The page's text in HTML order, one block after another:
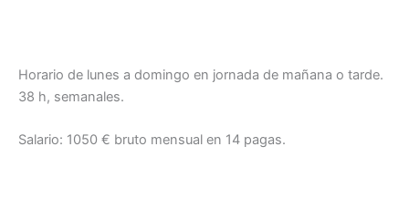
Horario de lunes a domingo en jornada de mañana o tarde.
38 h, semanales.
Salario: 1050 € bruto mensual en 14 pagas.